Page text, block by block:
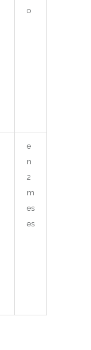
o
e
n
2
m
es
es